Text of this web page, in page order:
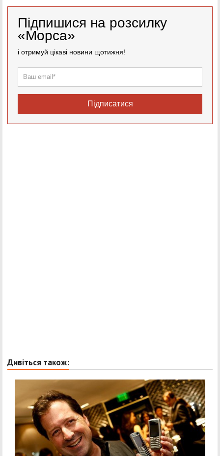
Підпишися на розсилку
«Морса»
і отримуй цікаві новини щотижня!
Підписатися
Дивіться також: